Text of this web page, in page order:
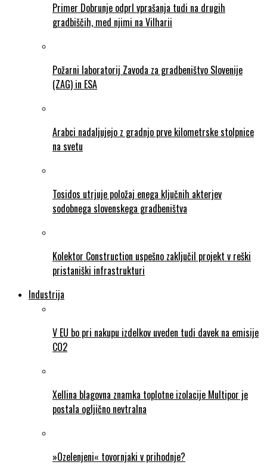
Primer Dobrunje odprl vprašanja tudi na drugih
gradbiščih, med njimi na Vilharii
Požarni laboratorij Zavoda za gradbeništvo Slovenije
(ZAG) in ESA
Arabci nadaljujejo z gradnjo prve kilometrske stolpnice
na svetu
Tosidos utrjuje položaj enega ključnih akterjev
sodobnega slovenskega gradbeništva
Kolektor Construction uspešno zaključil projekt v reški
pristaniški infrastrukturi
Industrija
V EU bo pri nakupu izdelkov uveden tudi davek na emisije
CO2
Xellina blagovna znamka toplotne izolacije Multipor je
postala ogljično nevtralna
»Ozelenjeni« tovornjaki v prihodnje?